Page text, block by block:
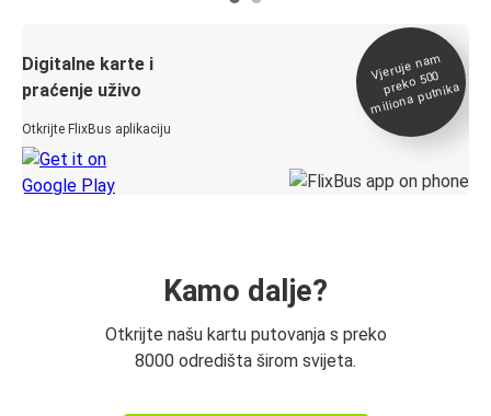
Digitalne karte i
praćenje uživo
Otkrijte FlixBus aplikaciju
Vjeruje na
m
preko 500
miliona putnika
Kamo dalje?
Otkrijte našu kartu putovanja s preko
8000 odredišta širom svijeta.